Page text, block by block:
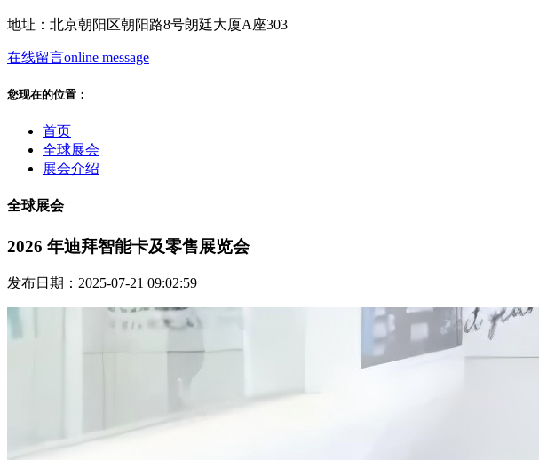
地址：北京朝阳区朝阳路8号朗廷大厦A座303
在线留言online message
您现在的位置：
首页
全球展会
展会介绍
全球展会
2026 年迪拜智能卡及零售展览会
发布日期：2025-07-21 09:02:59